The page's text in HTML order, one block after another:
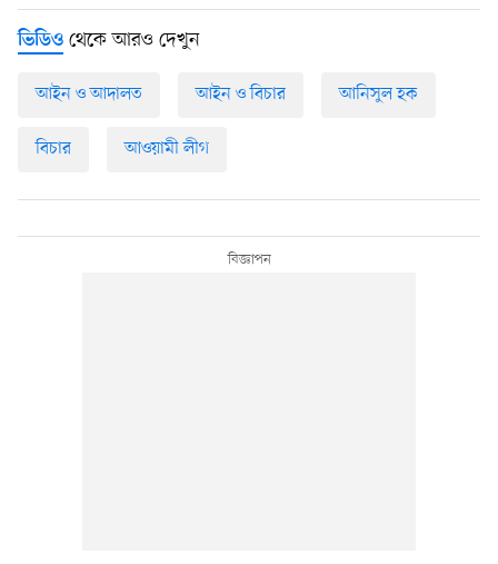
ভিডিও থেকে আরও দেখুন
আইন ও আদালত আইন ও বিচার আনিসুল হক
বিচার আওয়ামী লীগ